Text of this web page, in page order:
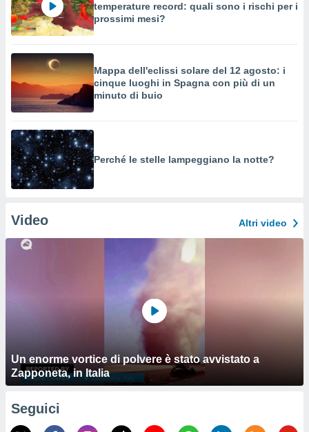
temperature record: quali sono i rischi per i
prossimi mesi?
Mappa dell'eclissi solare del 12 agosto: i
cinque luoghi in Spagna con più di un
minuto di buio
Perché le stelle lampeggiano la notte?
Video Altri video
Un enorme vortice di polvere è stato avvistato a
Zapponeta, in Italia
Seguici